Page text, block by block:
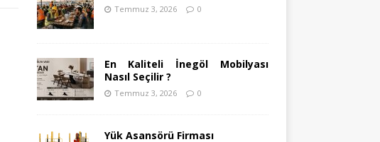
Temmuz 3, 2026 0
En Kaliteli İnegöl Mobilyası
Nasıl Seçilir ?
Temmuz 3, 2026 0
Yük Asansörü Firması